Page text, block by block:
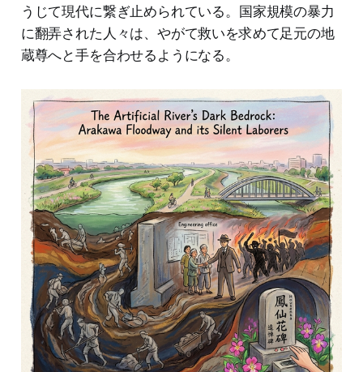
うじて現代に繋ぎ止められている。国家規模の暴力
に翻弄された人々は、やがて救いを求めて足元の地
蔵尊へと手を合わせるようになる。